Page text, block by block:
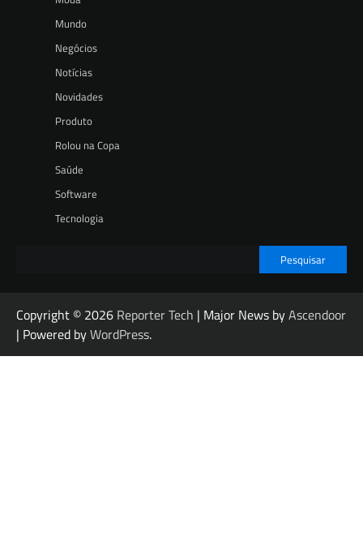
Mundo
Negócios
Notícias
Novidades
Produto
Rolou na Copa
Saúde
Software
Tecnologia
Pesquisar
Copyright © 2026 Reporter Tech | Major News byAscendoor
| Powered byWordPress.